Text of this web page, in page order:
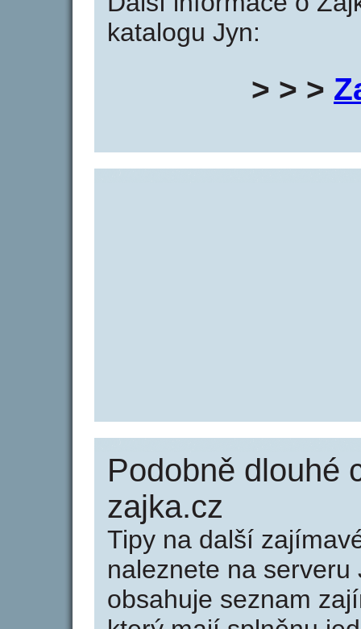
katalogu Jyn:
> > >
Podobně dlouhé
zajka.cz
Tipy na další
naleznete na serveru
obsahuje seznam